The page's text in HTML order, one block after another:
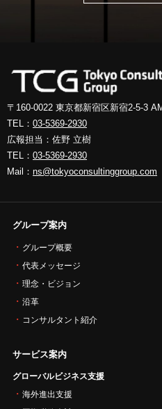
〒160-0022 東京都新宿区新宿2-5-3
TEL： 03-5369-2930
広報担当：佐野 立樹
TEL： 03-5369-2930
Mail： ns@tokyoconsultinggroup.com
グループ案内
グループ概要
代表メッセージ
理念・ビジョン
沿革
コンサルタント紹介
サービス案内
グローバルビジネス支援
海外進出支援